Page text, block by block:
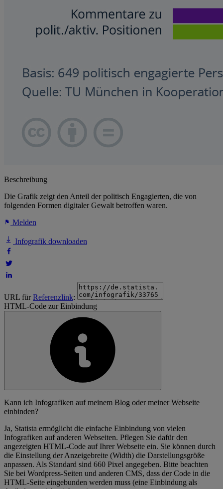
Beschreibung
Die Grafik zeigt den Anteil der politisch Engagierten, die von
folgenden Formen digitaler Gewalt betroffen waren.
Melden
Infografik downloaden
URL fürReferenzlink:
HTML-Code zur Einbindung
Kann ich Infografiken auf meinem Blog oder meiner Webseite
einbinden?
Ja, Statista ermöglicht die einfache Einbindung von vielen
Infografiken auf anderen Webseiten. Pflegen Sie dafür den
angezeigten HTML-Code auf Ihrer Webseite ein. Sie können durch
die Einstellung der Anzeigebreite (Width) die Darstellungsgröße
anpassen. Als Standard sind 660 Pixel angegeben. Bitte beachten
Sie bei Wordpress-Seiten und anderen CMS, dass der Code in die
HTML-Seite eingebunden werden muss (eine Einbindung als